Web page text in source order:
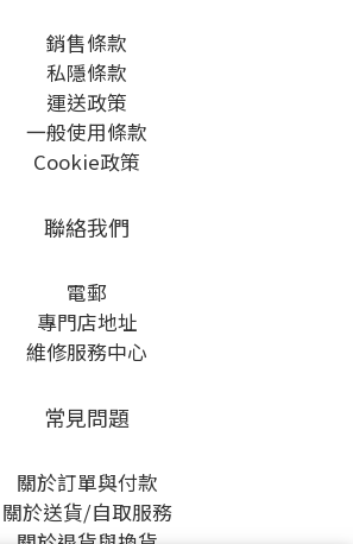
銷售條款
私隱條款
運送政策
一般使用條款
Cookie政策
聯絡我們
電郵
專門店地址
維修服務中心
常見問題
關於訂單與付款
關於送貨/自取服務